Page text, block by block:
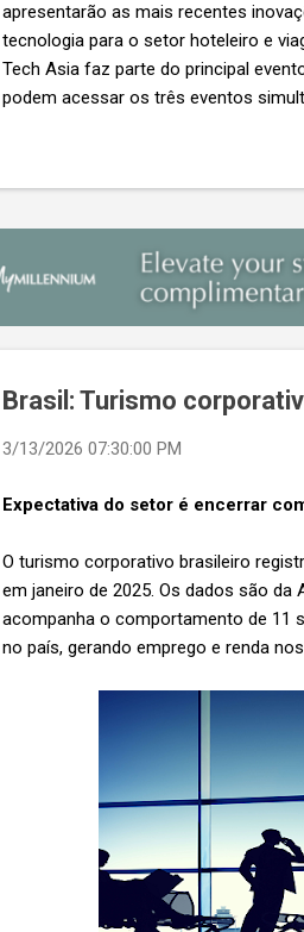
apresentarão as mais recentes
tecnologia para o setor hoteleiro e
Tech Asia faz parte do principal
podem acessar os três eventos
de importantes nomes do setor e
Brasil: Turismo
3/13/2026 07:30:00 PM
Expectativa do setor é encerrar
O turismo corporativo brasileiro
em janeiro de 2025. Os dados são
acompanha o comportamento de 11
no país, gerando emprego e renda